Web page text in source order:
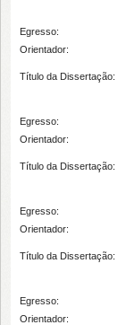
Egresso:
Orientador:
Título da Dissertação:
Egresso:
Orientador:
Título da Dissertação:
Egresso:
Orientador:
Título da Dissertação:
Egresso:
Orientador: